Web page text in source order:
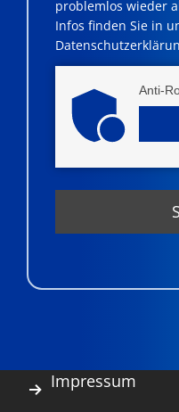
problemlos wieder
Infos finden Sie in
Anti-
Impressum